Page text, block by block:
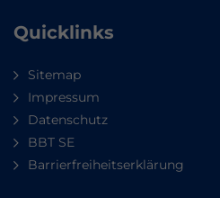
Quicklinks
Sitemap
Impressum
Datenschutz
BBT SE
Barrierfreiheitserklärung